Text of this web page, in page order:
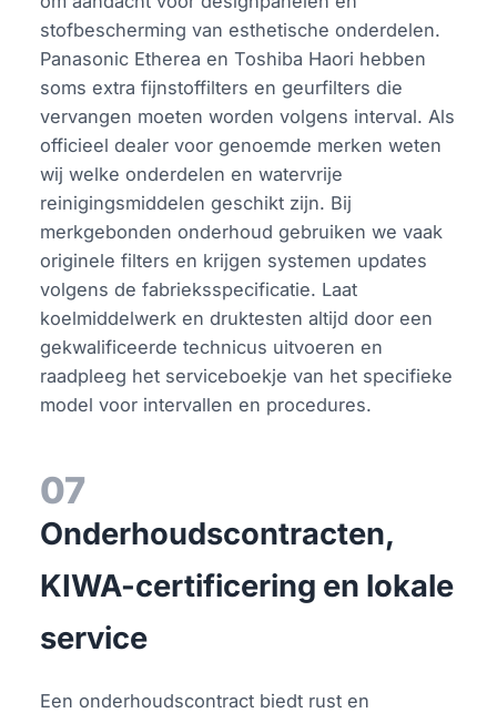
stofbescherming van esthetische onderdelen.
Panasonic Etherea en Toshiba Haori hebben
soms extra fijnstoffilters en geurfilters die
vervangen moeten worden volgens interval. Als
officieel dealer voor genoemde merken weten
wij welke onderdelen en watervrije
reinigingsmiddelen geschikt zijn. Bij
merkgebonden onderhoud gebruiken we vaak
originele filters en krijgen systemen updates
volgens de fabrieksspecificatie. Laat
koelmiddelwerk en druktesten altijd door een
gekwalificeerde technicus uitvoeren en
raadpleeg het serviceboekje van het specifieke
model voor intervallen en procedures.
07
Onderhoudscontracten,
KIWA-certificering en lokale
service
Een onderhoudscontract biedt rust en